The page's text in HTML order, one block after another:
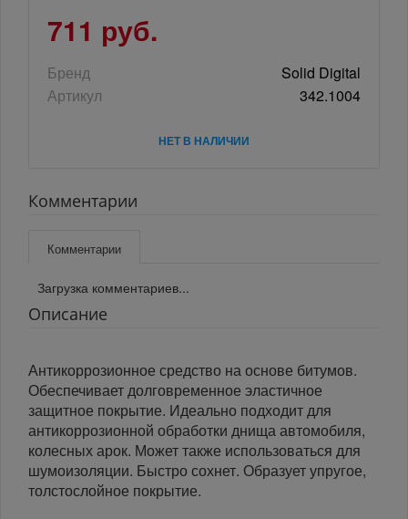
711 руб.
Бренд
Solid Digital
Артикул
342.1004
НЕТ В НАЛИЧИИ
Комментарии
Комментарии
Загрузка комментариев...
Описание
Антикоррозионное средство на основе битумов.
Обеспечивает долговременное эластичное
защитное покрытие. Идеально подходит для
антикоррозионной обработки днища автомобиля,
колесных арок. Может также использоваться для
шумоизоляции. Быстро сохнет. Образует упругое,
толстослойное покрытие.